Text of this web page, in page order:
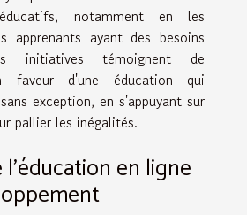
notamment en les
apprenants ayant des besoins
initiatives témoignent de
faveur d'une éducation qui
exception, en s'appuyant sur
pallier les inégalités.
l'éducation en ligne